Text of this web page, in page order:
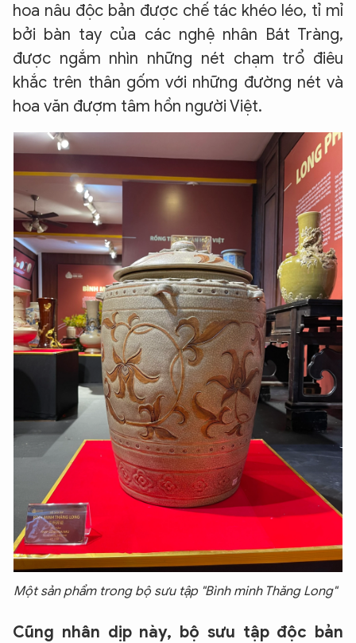
hoa nâu độc bản được chế tác khéo léo, tỉ mỉ
bởi bàn tay của các nghệ nhân Bát Tràng,
được ngắm nhìn những nét chạm trổ điêu
khắc trên thân gốm với những đường nét và
hoa văn đượm tâm hồn người Việt.
Một sản phẩm trong bộ sưu tập "Bình minh Thăng Long"
Cũng nhân dịp này, bộ sưu tập độc bản